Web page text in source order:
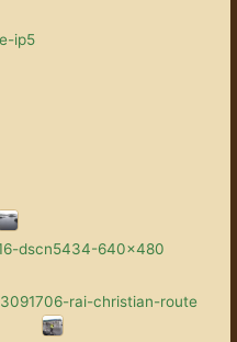
ip5
dscn5434-640x480
rai-christian-route